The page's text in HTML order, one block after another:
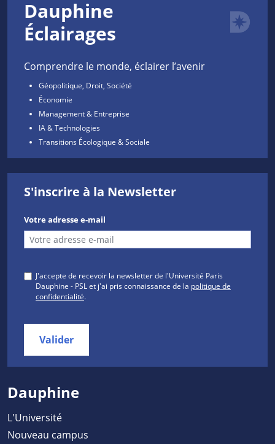
Dauphine
Éclairages
Comprendre le monde, éclairer l’avenir
Géopolitique, Droit, Société
Économie
Management & Entreprise
IA & Technologies
Transitions Écologique & Sociale
S'inscrire à la Newsletter
Votre adresse e-mail
J'accepte de recevoir la newsletter de l'Université Paris
Dauphine - PSL et j'ai pris connaissance de la politique de
confidentialité.
Valider
Dauphine
L'Université
Nouveau campus